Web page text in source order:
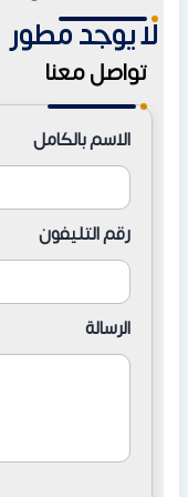
الساحل الشمالي إلى
ملحوظ مقارنة بالقرى
لا يوجد مطور
تواصل معنا
الاسم بالكامل
رقم التليفون
الرسالة